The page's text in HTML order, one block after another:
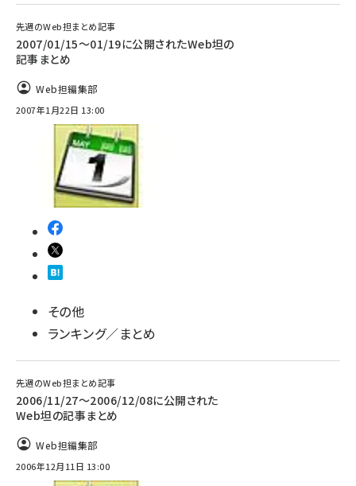
先週のWeb担まとめ記事
2007/01/15〜01/19に公開されたWeb坦の
記事まとめ
Web担編集部
2007年1月22日 13:00
その他
ランキング／まとめ
先週のWeb担まとめ記事
2006/11/27～2006/12/08に公開された
Web坦の記事まとめ
Web担編集部
2006年12月11日 13:00